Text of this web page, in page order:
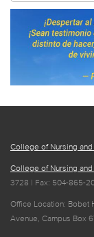
College of Nursing and
College of Nursing and
3728 | Fax: 504-865-
Office Location: Bobet
Avenue, Campus Box